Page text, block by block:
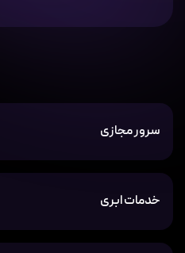
سرور مجازی
خدمات ابری